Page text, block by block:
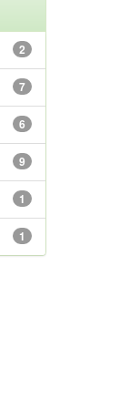
2
7
6
9
1
1